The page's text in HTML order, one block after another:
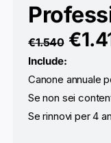
€1.540
Include:
Canone annuale
Se non sei
Se rinnovi per 4